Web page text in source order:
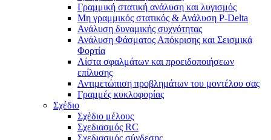
Γραμμική στατική ανάλυση και λυγισμός
Μη γραμμικός στατικός & Ανάλυση P-Delta
Ανάλυση δυναμικής συχνότητας
Ανάλυση Φάσματος Απόκρισης και Σεισμικά
Φορτία
Λίστα σφαλμάτων και προειδοποιήσεων
επίλυσης
Αντιμετώπιση προβλημάτων του μοντέλου σας
Γραμμές κυκλοφορίας
Σχέδιο
Σχέδιο μέλους
Σχεδιασμός RC